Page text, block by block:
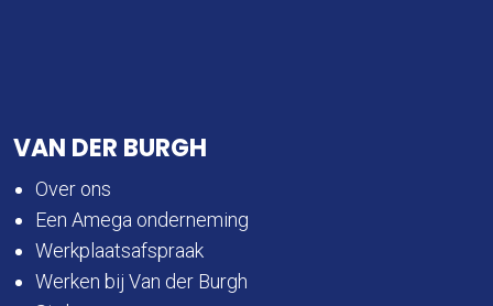
VAN DER BURGH
Over ons
Een Amega onderneming
Werkplaatsafspraak
Werken bij Van der Burgh